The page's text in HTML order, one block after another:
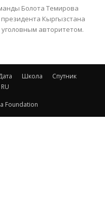
Болота Темирова
Кыргызстана
авторитетом.
Школа
Спутник
RU
Foundation